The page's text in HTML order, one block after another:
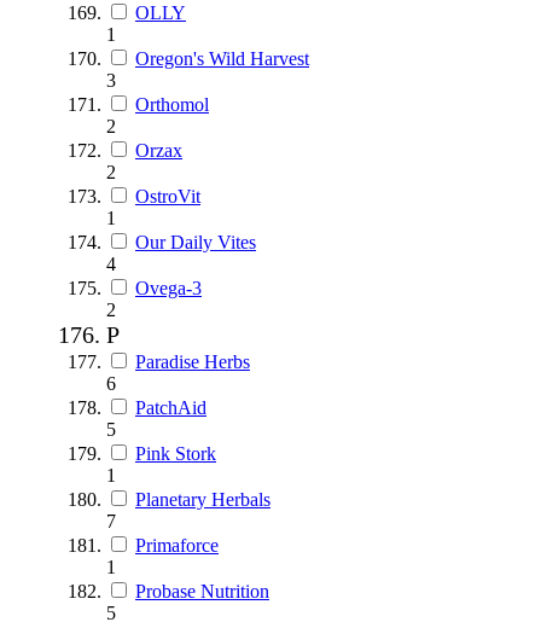
OLLY
1
Oregon's Wild Harvest
3
Orthomol
2
Orzax
2
OstroVit
1
Our Daily Vites
4
Ovega-3
2
P
Paradise Herbs
6
PatchAid
5
Pink Stork
1
Planetary Herbals
7
Primaforce
1
Probase Nutrition
5